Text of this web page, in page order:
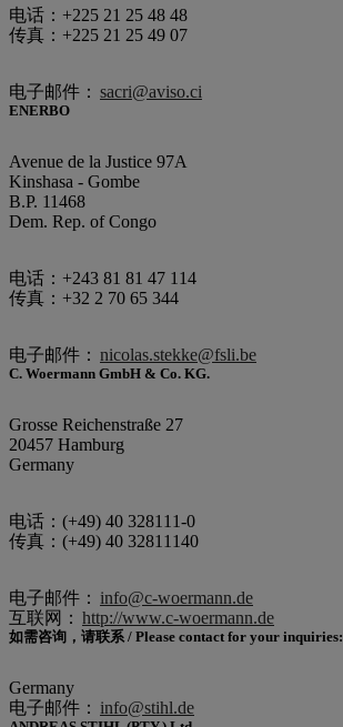
电话：+225 21 25 48 48
传真：+225 21 25 49 07
电子邮件： sacri@aviso.ci
ENERBO
Avenue de la Justice 97A
Kinshasa - Gombe
B.P. 11468
Dem. Rep. of Congo
电话：+243 81 81 47 114
传真：+32 2 70 65 344
电子邮件： nicolas.stekke@fsli.be
C. Woermann GmbH & Co. KG.
Grosse Reichenstraße 27
20457 Hamburg
Germany
电话：(+49) 40 328111-0
传真：(+49) 40 32811140
电子邮件： info@c-woermann.de
互联网： http://www.c-woermann.de
如需咨询，请联系 / Please contact for your inquiries:
Germany
电子邮件： info@stihl.de